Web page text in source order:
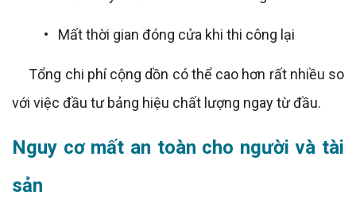
• Mất thời gian đóng cửa khi thi công lại
Tổng chi phí cộng dồn có thể cao hơn rất nhiều so
với việc đầu tư bảng hiệu chất lượng ngay từ đầu.
Nguy cơ mất an toàn cho người và tài
sản